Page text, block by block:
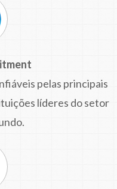
pelas principais
líderes do setor